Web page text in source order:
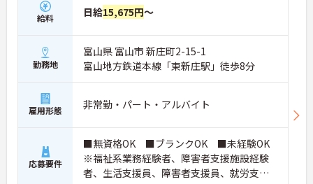
給料 日給15,675円～
勤務地
富山県 富山市 新庄町2-15-1
富山地方鉄道本線「東新庄駅」徒歩8分
雇用形態 非常勤・パート・アルバイト
応募要件
■無資格OK ■ブランクOK ■未経験OK
※福祉系業務経験者、障害者支援施設経験
者、生活支援員、障害者支援員、就労支援